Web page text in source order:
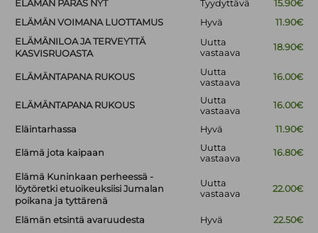
ELÄMÄN PARAS NYT Tyydyttävä
15.90€
ELÄMÄN VOIMANA LUOTTAMUS
Hyvä
11.90€
ELÄMÄNILOA JA TERVEYTTÄ
KASVISRUOASTA
Uutta
vastaava
18.90€
ELÄMÄNTAPANA RUKOUS
Uutta
vastaava
16.00€
ELÄMÄNTAPANA RUKOUS
Uutta
vastaava
16.00€
Eläintarhassa Hyvä 11.90€
Elämä jota kaipaan
Uutta
vastaava
16.80€
Elämä Kuninkaan perheessä -
löytöretki etuoikeuksiisi Jumalan
poikana ja tyttärenä
Uutta
vastaava
22.00€
Elämän etsintä avaruudesta Hyvä
22.50€